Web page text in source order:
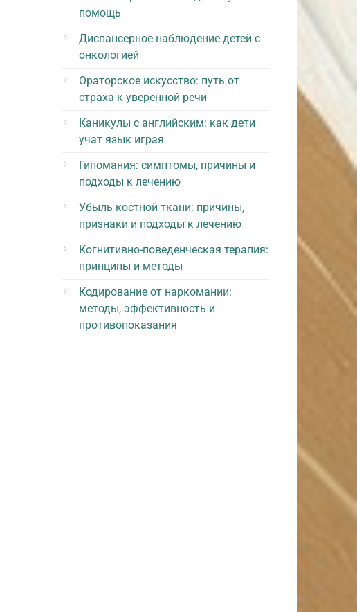
помощь
Диспансерное наблюдение детей с
онкологией
Ораторское искусство: путь от
страха к уверенной речи
Каникулы с английским: как дети
учат язык играя
Гипомания: симптомы, причины и
подходы к лечению
Убыль костной ткани: причины,
признаки и подходы к лечению
Когнитивно-поведенческая терапия:
принципы и методы
Кодирование от наркомании:
методы, эффективность и
противопоказания